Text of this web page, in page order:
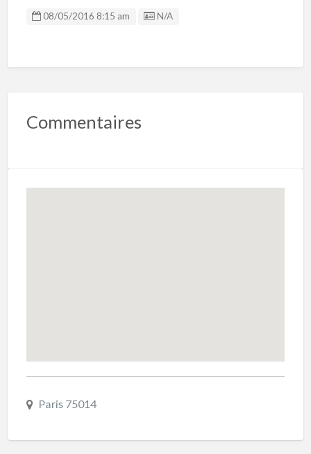
08/05/2016 8:15 am Listing ID
N/A
Commentaires
Paris 75014